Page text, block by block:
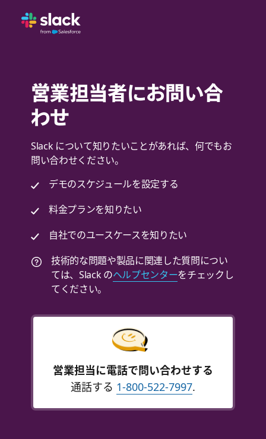
営業担当者にお問い合
わせ
Slack について知りたいことがあれば、何でもお
問い合わせください。
デモのスケジュールを設定する
料金プランを知りたい
自社でのユースケースを知りたい
技術的な問題や製品に関連した質問につい
ては、Slack のヘルプセンターをチェックし
てください。
営業担当に電話で問い合わせする
通話する 1-800-522-7997.